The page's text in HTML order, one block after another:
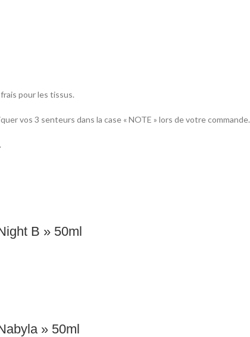
pour les tissus.
vos 3 senteurs dans la case « NOTE » lors de votre commande.
B » 50ml
» 50ml